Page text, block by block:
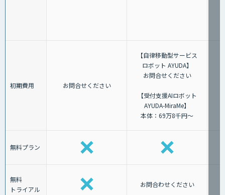
初期費用 お問合せください
【自律移動型サービス
ロボット AYUDA】
お問合せください
【受付支援AIロボット
AYUDA-MiraMe】
本体：69万8千円～
無料プラン
無料
トライアル
お問合わせください